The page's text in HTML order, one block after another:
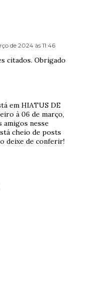
de 2024 às 11:46
citados. Obrigado
em HIATUS DE
à 06 de março,
amigos nesse
cheio de posts
deixe de conferir!